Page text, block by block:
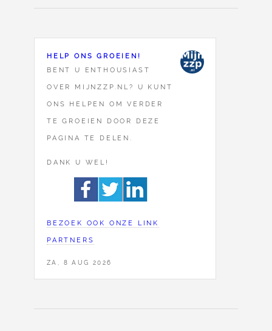
HELP ONS GROEIEN!
BENT U ENTHOUSIAST
OVER MIJNZZP.NL? U KUNT
ONS HELPEN OM VERDER
TE GROEIEN DOOR DEZE
PAGINA TE DELEN.
DANK U WEL!
BEZOEK OOK ONZE LINK
PARTNERS
ZA, 8 AUG 2026